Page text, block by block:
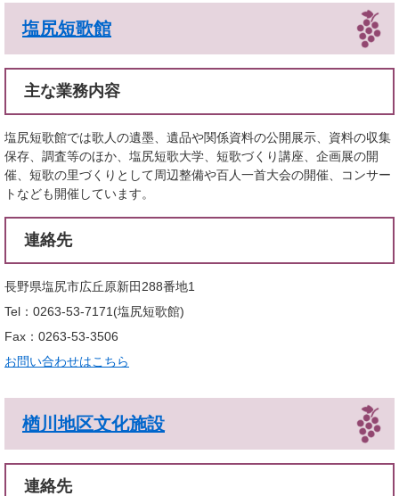
塩尻短歌館
主な業務内容
塩尻短歌館では歌人の遺墨、遺品や関係資料の公開展示、資料の収集
保存、調査等のほか、塩尻短歌大学、短歌づくり講座、企画展の開
催、短歌の里づくりとして周辺整備や百人一首大会の開催、コンサー
トなども開催しています。
連絡先
長野県塩尻市広丘原新田288番地1
Tel：0263-53-7171 塩尻短歌館
Fax：0263-53-3506
お問い合わせはこちら
楢川地区文化施設
連絡先